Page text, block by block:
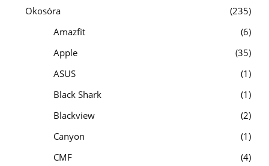
Okosóra
235
Amazfit
6
Apple
35
ASUS
1
Black Shark
1
Blackview
2
Canyon
1
CMF
4